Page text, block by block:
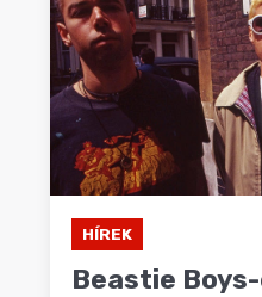
HÍREK
Beastie